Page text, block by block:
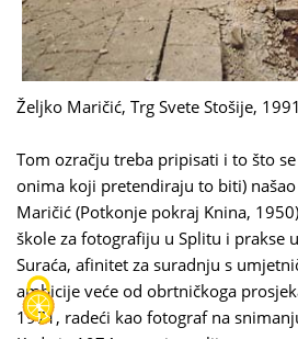
Željko Maričić, Trg Svete Stošije,
Tom ozračju treba pripisati i to što
onima koji pretendiraju to biti)
Maričić (Potkonje pokraj Knina,
škole za fotografiju u Splitu i prakse
Suraća, afinitet za suradnju s
ambicije veće od obrtničkoga
1971, radeći kao fotograf na